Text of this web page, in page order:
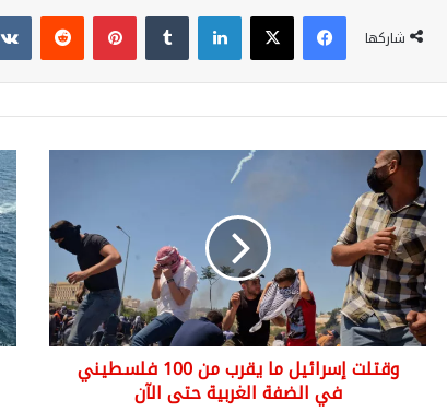
شاركها
فيسبوك‫X لينكدإن بينتيريست
وقتلت
إسرائيل
ما
يقرب
من
100
فلسطيني
في
الضفة
الغربية
وقتلت إسرائيل ما يقرب من 100 فلسطيني
في الضفة الغربية حتى الآن
27